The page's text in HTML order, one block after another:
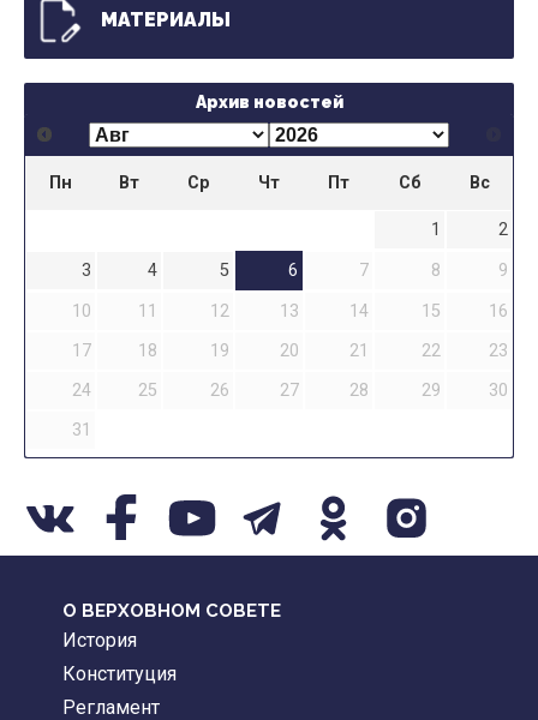
МАТЕРИАЛЫ
Архив новостей
Пн Вт Ср Чт Пт Сб Вс
1
2
3
4 5 6 7 8
9
10
11 12 13 14 15
16
17
18 19 20 21 22
23
24
25 26 27 28 29
30
31
О ВЕРХОВНОМ СОВЕТЕ
История
Конституция
Регламент